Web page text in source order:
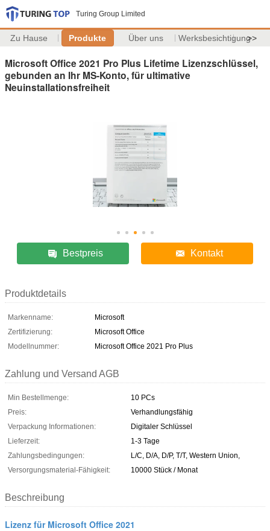
Turing Group Limited
Zu Hause Produkte Über uns Werksbesichtigung>>
Microsoft Office 2021 Pro Plus Lifetime Lizenzschlüssel,
gebunden an Ihr MS-Konto, für ultimative
Neuinstallationsfreiheit
Bestpreis Kontakt
Produktdetails
Markenname:
Microsoft
Zertifizierung:
Microsoft Office
Modellnummer:
Microsoft Office 2021 Pro Plus
Zahlung und Versand AGB
Min Bestellmenge:
10 PCs
Preis:
Verhandlungsfähig
Verpackung Informationen:
Digitaler Schlüssel
Lieferzeit:
1-3 Tage
Zahlungsbedingungen:
L/C, D/A, D/P, T/T, Western Union,
Versorgungsmaterial-Fähigkeit:
10000 Stück / Monat
Beschreibung
Lizenz für Microsoft Office 2021